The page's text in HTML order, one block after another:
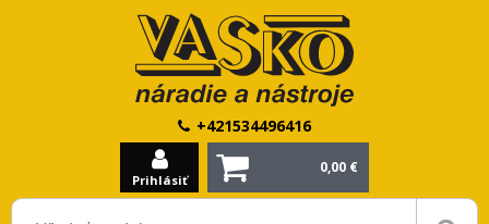
+421534496416
Prihlásiť
0,00 €